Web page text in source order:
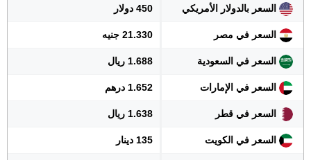
السعر بالدولار الأمريكي 450 دولار
السعر في مصر 21.330 جنيه
السعر في السعودية 1.688 ريال
السعر في الإمارات 1.652 درهم
السعر في قطر 1.638 ريال
السعر في الكويت 135 دينار